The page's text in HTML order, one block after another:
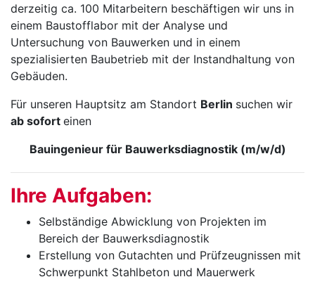
derzeitig ca. 100 Mitarbeitern beschäftigen wir uns in
einem Baustofflabor mit der Analyse und
Untersuchung von Bauwerken und in einem
spezialisierten Baubetrieb mit der Instandhaltung von
Gebäuden.
Für unseren Hauptsitz am Standort Berlin suchen wir
ab sofort einen
Bauingenieur für Bauwerksdiagnostik (m/w/d)
Ihre Aufgaben:
Selbständige Abwicklung von Projekten im
Bereich der Bauwerksdiagnostik
Erstellung von Gutachten und Prüfzeugnissen mit
Schwerpunkt Stahlbeton und Mauerwerk